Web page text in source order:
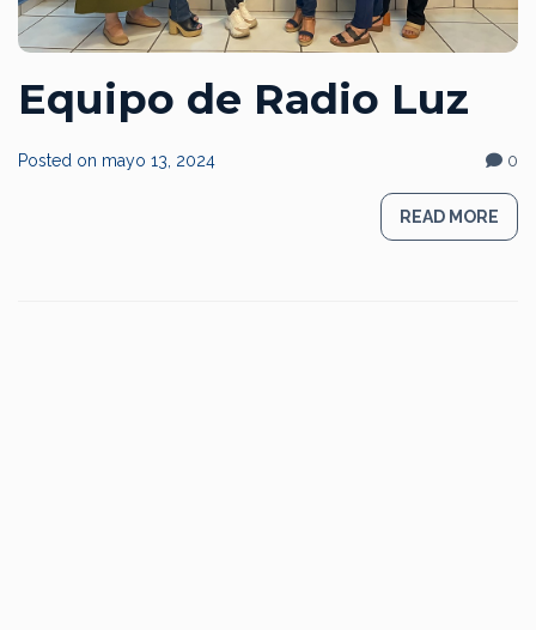
Equipo de Radio Luz
Posted on mayo 13, 2024 0
READ MORE